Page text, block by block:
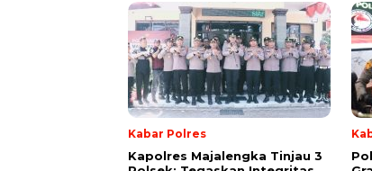
Kabar Polres
Kapolres Majalengka Tinjau 3